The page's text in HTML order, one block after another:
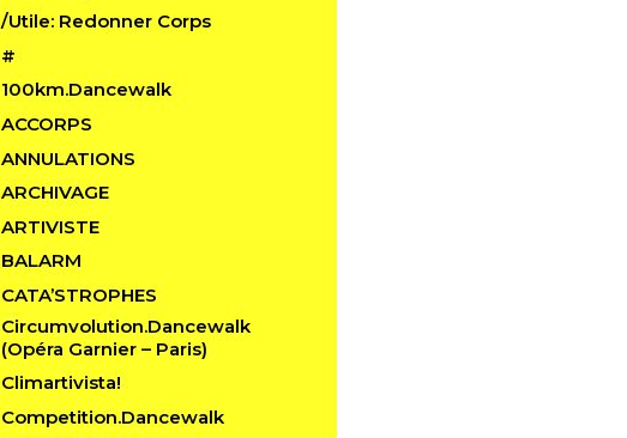
/Utile: Redonner Corps
#
100km.Dancewalk
ACCORPS
ANNULATIONS
ARCHIVAGE
ARTIVISTE
BALARM
CATA’STROPHES
Circumvolution.Dancewalk
(Opéra Garnier – Paris)
Climartivista!
Competition.Dancewalk